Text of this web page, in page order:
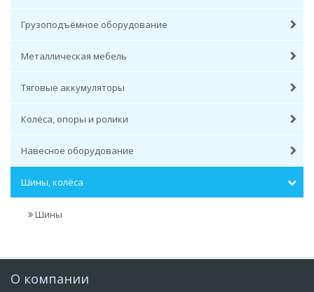
Грузоподъёмное оборудование
Металлическая мебель
Тяговые аккумуляторы
Колёса, опоры и ролики
Навесное оборудование
Шины, колёса
Шины
О компании